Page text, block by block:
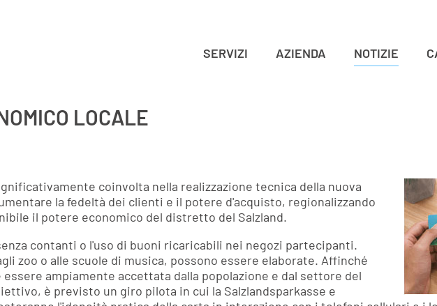
SERVIZI AZIENDA NOTIZIE
LOCALE
coinvolta nella realizzazione tecnica della nuova
la fedeltà dei clienti e il potere d'acquisto, regionalizzando
il potere economico del distretto del Salzland.
contanti o l'uso di buoni ricaricabili nei negozi partecipanti.
zoo o alle scuole di musica, possono essere elaborate. Affinché
ampiamente accettata dalla popolazione e dal settore del
è previsto un giro pilota in cui la Salzlandsparkasse e